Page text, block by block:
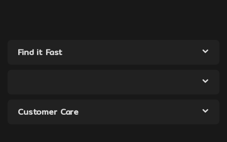
Find it Fast
Customer Care